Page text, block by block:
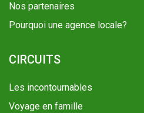
Nos partenaires
Pourquoi une agence locale?
CIRCUITS
Les incontournables
Voyage en famille